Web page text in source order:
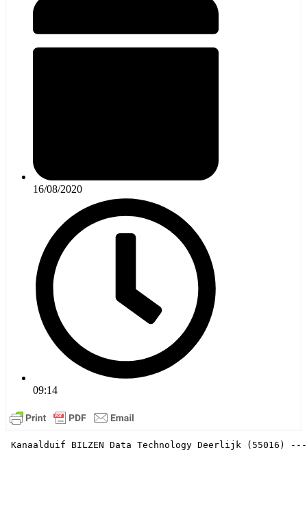
16/08/2020
09:14
Kanaalduif BILZEN Data Technology Deerlijk (55016)